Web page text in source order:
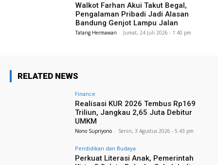
Walkot Farhan Akui Takut Begal,
Pengalaman Pribadi Jadi Alasan
Bandung Genjot Lampu Jalan
Tatang Hermawan - Jumat, 24 Juli 2026 - 1:40 pm
RELATED NEWS
Finance
Realisasi KUR 2026 Tembus Rp169
Triliun, Jangkau 2,65 Juta Debitur
UMKM
Nono Supriyono - Senin, 3 Agustus 2026 - 5:43 pm
Pendidikan dan Budaya
Perkuat Literasi Anak, Pemerintah